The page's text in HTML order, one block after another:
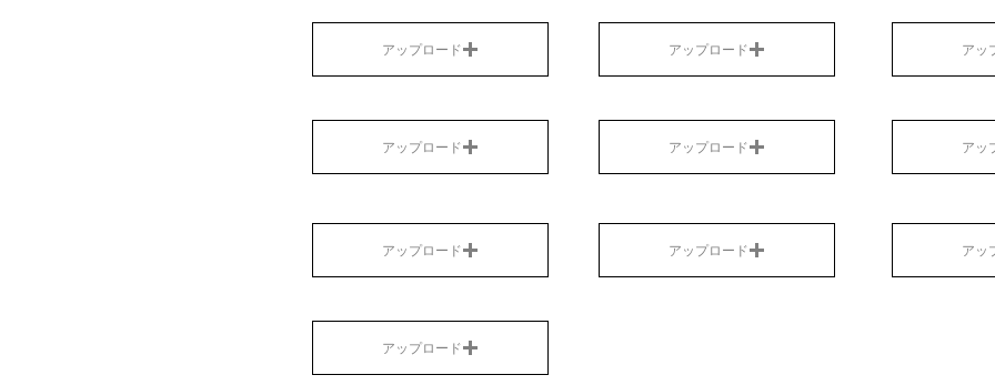
アップロード
アップロード
アップロード
アップロード
アップロード
アップロード
アッ
アッ
アッ
アップロード